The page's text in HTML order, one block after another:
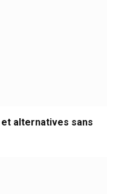
alternatives sans